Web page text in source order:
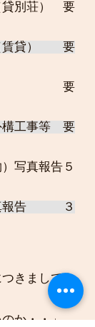
貸別荘） 要
賃貸） 要
分 要
構工事等 要
写真報告５
真報告 ３
きましても
か・・」